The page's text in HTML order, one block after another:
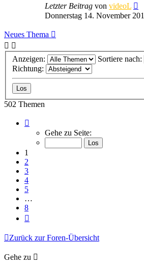
Letzter Beitrag von videoL
Donnerstag 14. November
Neues Thema
Anzeigen:
Sortiere nach:
Richtung:
502 Themen
von
Gehe zu Seite:
1
2
3
4
5
…
8
Zurück zur Foren-Übersicht
Gehe zu